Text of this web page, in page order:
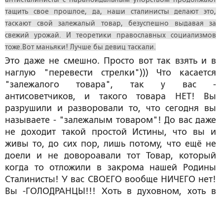
тащить свое прошлое, да, наши сталинисты делают это,
таскают свой залежалый товар, безуспешно выдавая за
свежий урожай. И теоретики православных социализмов
тоже.Вот маньяки! Лучше бы девиц таскали.
Это даже не смешно. Просто вот так взять и в
наглую "перевести стрелки"))) Что касается
"залежалого товара", так у вас -
антисоветчиков, и такого товара НЕТ! Вы
разрушили и разворовали то, что сегодня вы
называете - "залежалым товаром"! До вас даже
не доходит такой простой Истины, что вы и
живы то, до сих пор, лишь потому, что ещё не
доели и не довороавали тот Товар, который
когда то отложили в закрома нашей Родины
Сталинисты! У вас СВОЕГО вообще НИЧЕГО нет!
Вы -ГОЛОДРАНЦЫ!!! Хоть в духовном, хоть в